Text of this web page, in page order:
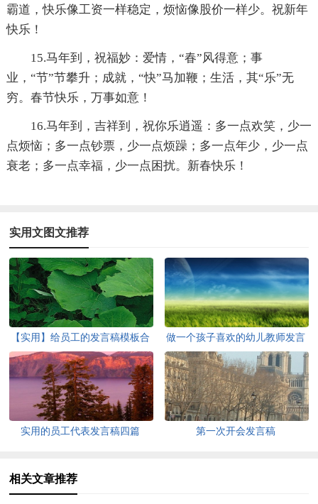
霸道，快乐像工资一样稳定，烦恼像股价一样少。祝新年
快乐！
15.马年到，祝福妙：爱情，“春”风得意；事
业，“节”节攀升；成就，“快”马加鞭；生活，其“乐”无
穷。春节快乐，万事如意！
16.马年到，吉祥到，祝你乐逍遥：多一点欢笑，少一
点烦恼；多一点钞票，少一点烦躁；多一点年少，少一点
衰老；多一点幸福，少一点困扰。新春快乐！
实用文图文推荐
【实用】给员工的发言稿模板合
集8篇
做一个孩子喜欢的幼儿教师发言
稿
实用的员工代表发言稿四篇 第一次开会发言稿
相关文章推荐